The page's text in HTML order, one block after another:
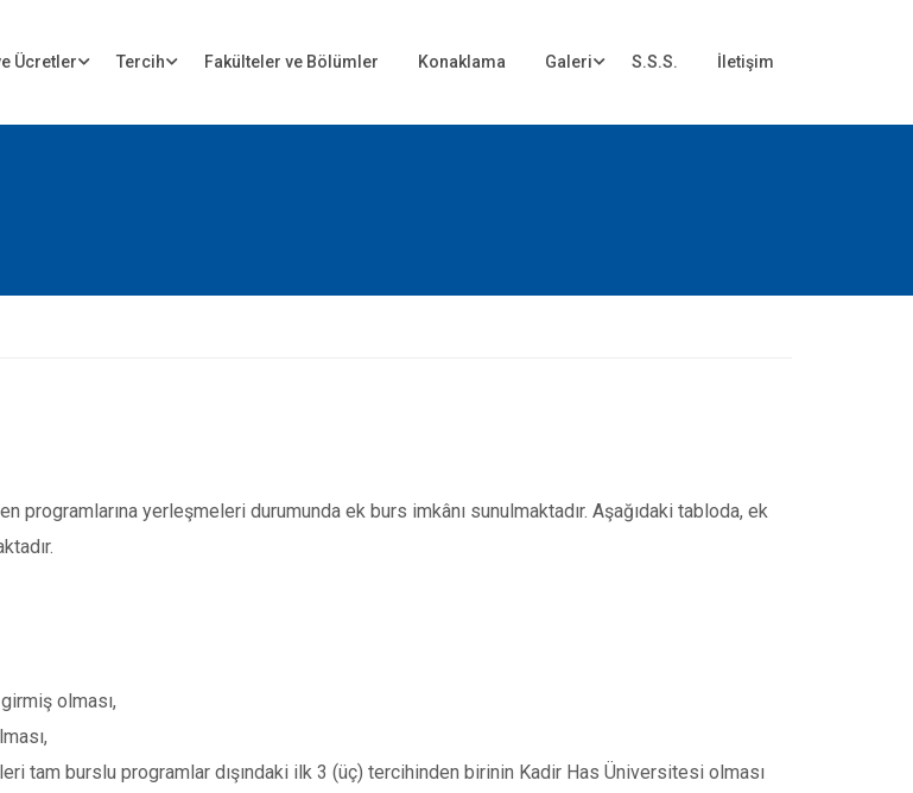
Ücretler Tercih Fakülteler ve Bölümler Konaklama Galeri S.S.S. İletişim
programlarına yerleşmeleri durumunda ek burs imkânı sunulmaktadır. Aşağıdaki tabloda, ek
olması,
tam burslu programlar dışındaki ilk 3 (üç) tercihinden birinin Kadir Has Üniversitesi olması